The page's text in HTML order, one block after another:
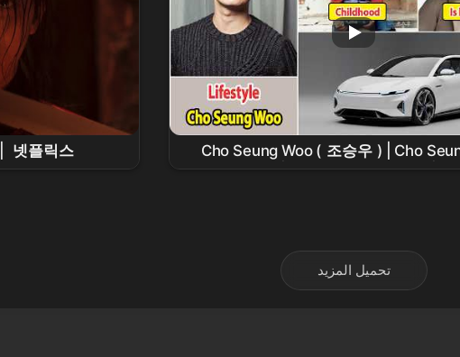
넷플릭스 Cho Seung Woo ( 조승우 ) | Cho
Lifestyle | Drama , Net Worth |
تحميل المزيد